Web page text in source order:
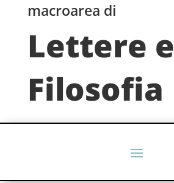
macroarea di
Lettere e
Filosofia